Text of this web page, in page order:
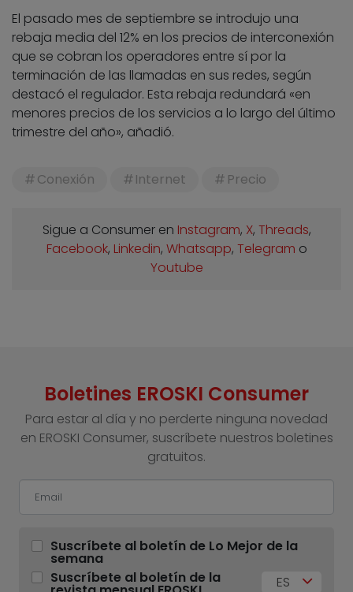
El pasado mes de septiembre se introdujo una
rebaja media del 12% en los precios de interconexión
que se cobran los operadores entre sí por la
terminación de las llamadas en sus redes, según
destacó el regulador. Esta rebaja redundará «en
menores precios de los servicios a lo largo del último
trimestre del año», añadió.
Conexión Internet Precio
Sigue a Consumer en Instagram, X, Threads,
Facebook, Linkedin, Whatsapp, Telegram o
Youtube
Boletines EROSKI Consumer
Para estar al día y no perderte ninguna novedad
en EROSKI Consumer, suscríbete nuestros boletines
gratuitos.
Suscríbete al boletín de Lo Mejor de la
semana
Suscríbete al boletín de la
ES